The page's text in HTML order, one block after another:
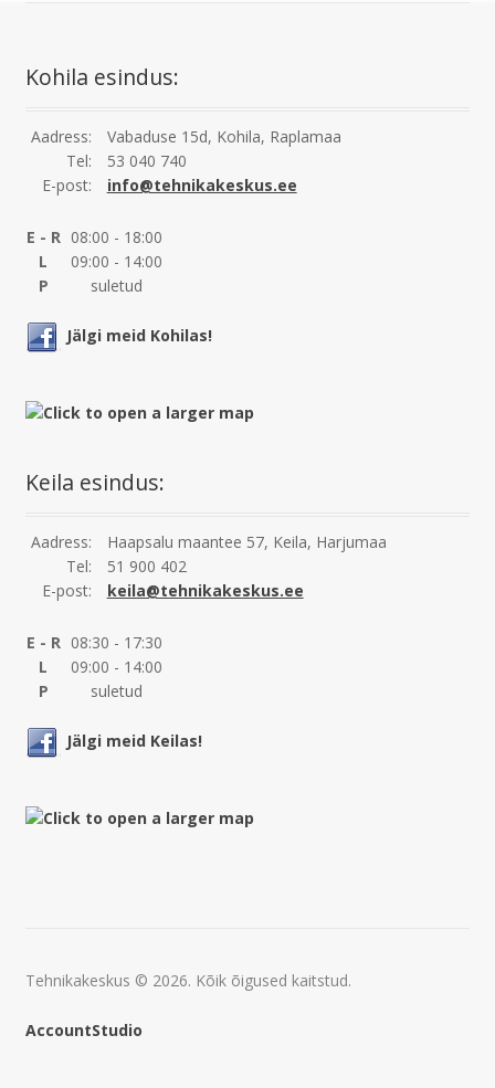
Kohila esindus:
Aadress:
Vabaduse 15d, Kohila, Raplamaa
Tel:
53 040 740
E-post:
info@tehnikakeskus.ee
E - R 08:00 - 18:00
L
09:00 - 14:00
P
suletud
Jälgi meid Kohilas!
Keila esindus:
Aadress:
Haapsalu maantee 57, Keila, Harjumaa
Tel:
51 900 402
E-post:
keila@tehnikakeskus.ee
E - R 08:30 - 17:30
L
09:00 - 14:00
P
suletud
Jälgi meid Keilas!
Tehnikakeskus © 2026. Kõik õigused kaitstud.
AccountStudio